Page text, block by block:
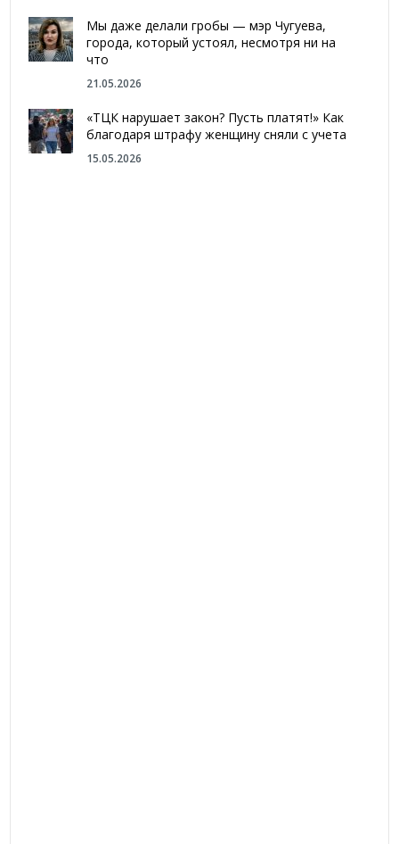
Мы даже делали гробы — мэр Чугуева,
города, который устоял, несмотря ни на
что
21.05.2026
«ТЦК нарушает закон? Пусть платят!» Как
благодаря штрафу женщину сняли с учета
15.05.2026